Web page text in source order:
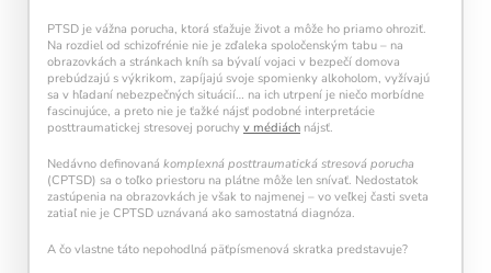
Pravidelný krátky tréningpodporuje
PTSD je vážna porucha, ktorá sťažuje život a môže ho priamo ohroziť.
Na rozdiel od schizofrénie nie je zďaleka spoločenským tabu – na
obrazovkách a stránkach kníh sa bývalí vojaci v bezpečí domova
prebúdzajú s výkrikom, zapíjajú svoje spomienky alkoholom, vyžívajú
sa v hľadaní nebezpečných situácií… na ich utrpení je niečo morbídne
fascinujúce, a preto nie je ťažké nájsť podobné interpretácie
posttraumatickej stresovej poruchy v médiách nájsť.
Nedávno definovaná komplexná posttraumatická stresová porucha
(CPTSD) sa o toľko priestoru na plátne môže len snívať. Nedostatok
zastúpenia na obrazovkách je však to najmenej – vo veľkej časti sveta
zatiaľ nie je CPTSD uznávaná ako samostatná diagnóza.
A čo vlastne táto nepohodlná päťpísmenová skratka predstavuje?